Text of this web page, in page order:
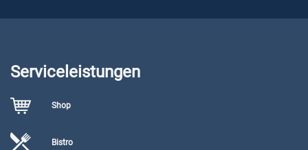
Serviceleistungen
Shop
Bistro